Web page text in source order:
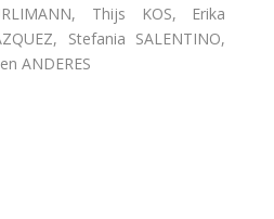
Thijs KOS, Erika
Stefania SALENTINO,
ANDERES